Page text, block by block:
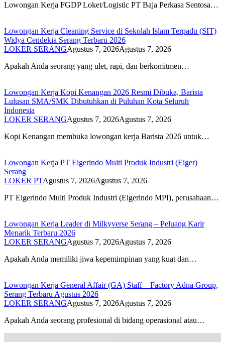
Lowongan Kerja FGDP Loket/Logistic PT Baja Perkasa Sentosa…
Lowongan Kerja Cleaning Service di Sekolah Islam Terpadu (SIT)
Widya Cendekia Serang Terbaru 2026
LOKER SERANGAgustus 7, 2026Agustus 7, 2026
Apakah Anda seorang yang ulet, rapi, dan berkomitmen…
Lowongan Kerja Kopi Kenangan 2026 Resmi Dibuka, Barista
Lulusan SMA/SMK Dibutuhkan di Puluhan Kota Seluruh
Indonesia
LOKER SERANGAgustus 7, 2026Agustus 7, 2026
Kopi Kenangan membuka lowongan kerja Barista 2026 untuk…
Lowongan Kerja PT Eigerindo Multi Produk Industri (Eiger)
Serang
LOKER PTAgustus 7, 2026Agustus 7, 2026
PT Eigerindo Multi Produk Industri (Eigerindo MPI), perusahaan…
Lowongan Kerja Leader di Milkyverse Serang – Peluang Karir
Menarik Terbaru 2026
LOKER SERANGAgustus 7, 2026Agustus 7, 2026
Apakah Anda memiliki jiwa kepemimpinan yang kuat dan…
Lowongan Kerja General Affair (GA) Staff – Factory Adna Group,
Serang Terbaru Agustus 2026
LOKER SERANGAgustus 7, 2026Agustus 7, 2026
Apakah Anda seorang profesional di bidang operasional atau…